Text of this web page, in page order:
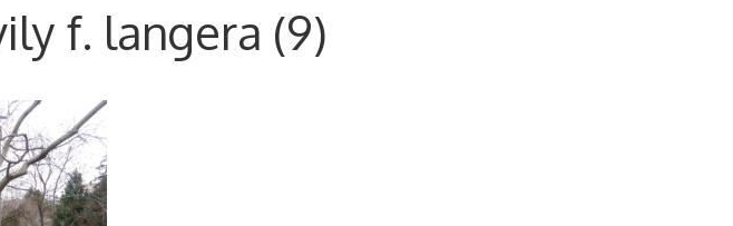
f. langera (9)